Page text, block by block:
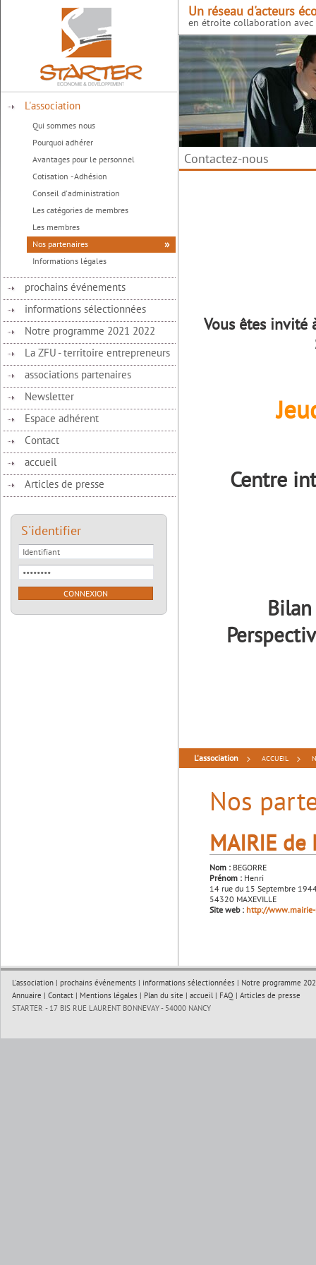
L'association
Qui sommes nous
Pourquoi adhérer
Avantages pour le personnel
Cotisation - Adhésion
Conseil d'administration
Les catégories de membres
Les membres
Nos partenaires
Informations légales
prochains événements
informations sélectionnées
Notre programme 2021 2022
La ZFU - territoire entrepreneurs
associations partenaires
Newsletter
Espace adhérent
Contact
accueil
Articles de presse
S'identifier
Un réseau d'acteurs
en étroite collaboration
Contactez-nous
Vous êtes invité
Centre
L'association ACCUEIL
Nos
MAIRIE de
Nom :BEGORRE
Prénom :Henri
14 rue du 15 Septembre
54320 MAXEVILLE
Site web : http://
L'association| prochains événements | informations sélectionnées | Notre programme
Annuaire | Contact| Mentions légales | Plan du site | accueil| FAQ | Articles de presse
STARTER - 17 BIS RUE LAURENT BONNEVAY - 54000 NANCY